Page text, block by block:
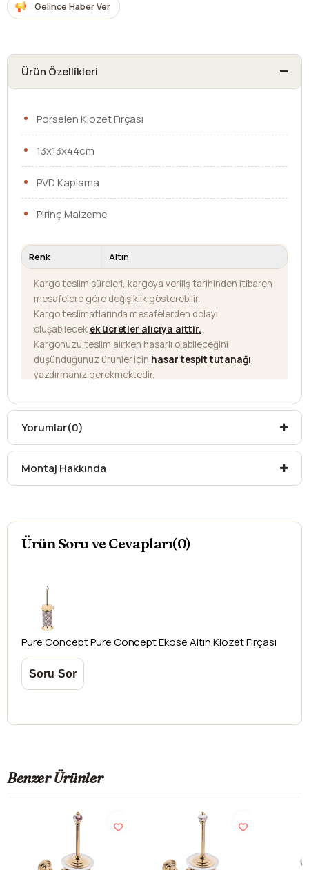
Gelince Haber Ver
Ürün Özellikleri
Porselen Klozet Fırçası
13x13x44cm
PVD Kaplama
Pirinç Malzeme
Renk Altın
Kargo teslim süreleri, kargoya veriliş tarihinden itibaren
mesafelere göre değişiklik gösterebilir.
Kargo teslimatlarında mesafelerden dolayı
oluşabilecek ek ücretler alıcıya aittir.
Kargonuzu teslim alırken hasarlı olabileceğini
düşündüğünüz ürünler için hasar tespit tutanağı
yazdırmanız gerekmektedir.
yapılamamaktadır.
Yorumlar(0)
Montaj Hakkında
Ürün Soru ve Cevapları(0)
Pure ConceptPure Concept Ekose Altın Klozet Fırçası
Benzer Ürünler